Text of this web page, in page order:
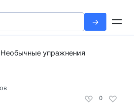
Необычные упражнения
0